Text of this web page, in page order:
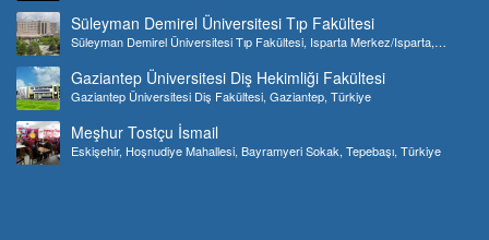
Süleyman Demirel Üniversitesi Tıp Fakültesi
Süleyman Demirel Üniversitesi Tıp Fakültesi, Isparta Merkez/Isparta,
Gaziantep Üniversitesi Diş Hekimliği Fakültesi
Gaziantep Üniversitesi Diş Fakültesi, Gaziantep, Türkiye
Meşhur Tostçu İsmail
Eskişehir, Hoşnudiye Mahallesi, Bayramyeri Sokak, Tepebaşı, Türkiye